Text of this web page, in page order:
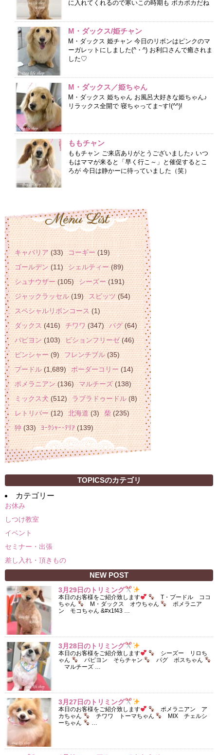
に入れてくれるので寒いこの時期も ポカポカだね
M・ダックス/姫チャン
M・ダックス 姫チャン 今日のリボンはピンクのマ
ーガレットにしました(^・^) お利口さんで癒されま
した♡
M・ダックス／姫ちゃん
M・ダックス 姫ちゃん お風呂大好きな姫ちゃん♪
リラックス全開で 寝ちゃってま~す!(^^)!
ももチャン
ももチャン ご来店ありがとうございました♪ いつ
もはママが来ると「早く行こ～」と催促するとこ
ろが 今日は静かーに待っていました（笑）
キャバリア(33) コーギー(19)
ゴールデン(11) シェルティー(89)
シュナウザー(105) シーズー(191)
ジャックラッセル(19) スピッツ(54)
スペシャルリボンコース(1)
ダックス(416) チワワ(347) パグ(64)
パピヨン(103) ビションフリーゼ(46)
ピンシャー(9) フレンチブル(35)
プードル(1,689) ボーダーコリー(14)
ポメラニアン(136) マルチーズ(138)
ミックス犬(512) ラブラドゥードル(8)
レトリバー(12) 北海道(3) 柴(235)
狆(33) ﾖｰｸｼｬｰ･ﾃﾘｱ(139)
TOPICSのカテゴリ
カテゴリー
お休み
しつけ教室
イベント
セミナー・出張
差し入れ・頂きもの
NEW POST
3月29日のトリミング
本日のお客様をご紹介致します
T・プードル ココ
ちゃん
M・ダックス オウちゃん
ポメラニア
ン モコちゃん &#x1f43 …
3月28日のトリミング
本日のお客様をご紹介致します
シーズー リロち
ゃん
パピヨン そらチャン
パグ ボスちゃん
マルチーズ …
3月27日のトリミング
本日のお客様をご紹介致します
ポメラニアン ア
カちゃん
チワワ トーマちゃん
MIX チェルシ
ーちゃん
…